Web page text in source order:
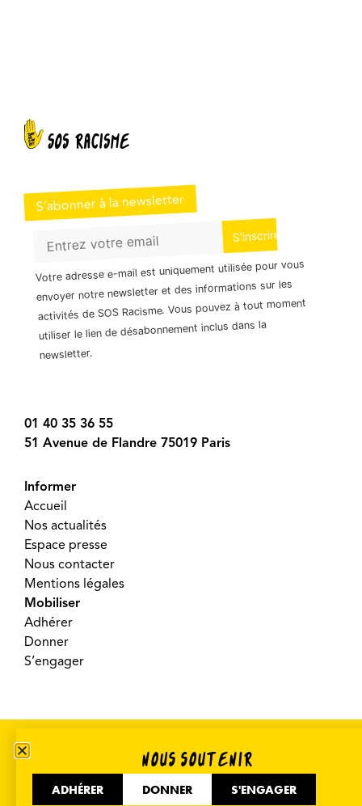
S’abonner à la newsletter
Votre adresse e-mail est uniquement utilisée pour vous
envoyer notre newsletter et des informations sur les
activités de SOS Racisme. Vous pouvez à tout moment
utiliser le lien de désabonnement inclus dans la
newsletter.
01 40 35 36 55
51 Avenue de Flandre 75019 Paris
Informer
Accueil
Nos actualités
Espace presse
Nous contacter
Mentions légales
Mobiliser
Adhérer
Donner
S’engager
NOUS SOUTENIR
ADHÉRER DONNER S'ENGAGER